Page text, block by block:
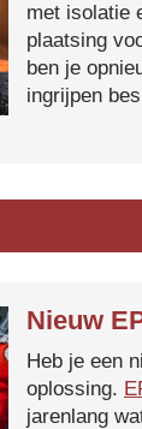
met isolatie
plaatsing
ben je
ingrijpen
Nieuw
Heb je een
oplossing.
jarenlang